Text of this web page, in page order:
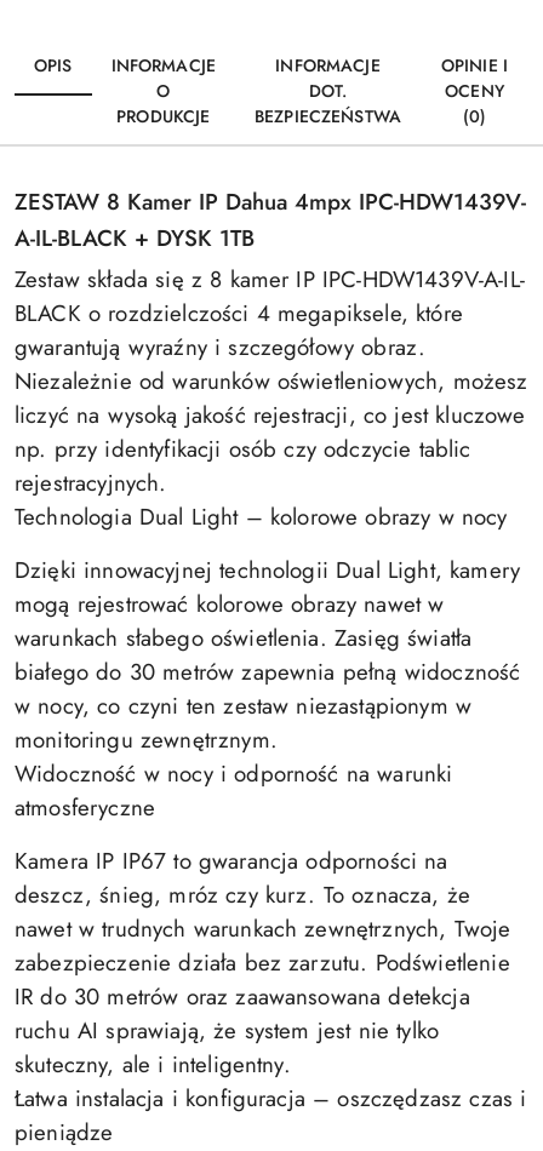
OPIS
INFORMACJE
O
PRODUKCJE
INFORMACJE
DOT.
BEZPIECZEŃSTWA
OPINIE I
OCENY
(0)
ZESTAW 8 Kamer IP Dahua 4mpx IPC-HDW1439V-
A-IL-BLACK + DYSK 1TB
Zestaw składa się z 8 kamer IP IPC-HDW1439V-A-IL-
BLACK o rozdzielczości 4 megapiksele, które
gwarantują wyraźny i szczegółowy obraz.
Niezależnie od warunków oświetleniowych, możesz
liczyć na wysoką jakość rejestracji, co jest kluczowe
np. przy identyfikacji osób czy odczycie tablic
rejestracyjnych.
Technologia Dual Light – kolorowe obrazy w nocy
Dzięki innowacyjnej technologii Dual Light, kamery
mogą rejestrować kolorowe obrazy nawet w
warunkach słabego oświetlenia. Zasięg światła
białego do 30 metrów zapewnia pełną widoczność
w nocy, co czyni ten zestaw niezastąpionym w
monitoringu zewnętrznym.
Widoczność w nocy i odporność na warunki
atmosferyczne
Kamera IP IP67 to gwarancja odporności na
deszcz, śnieg, mróz czy kurz. To oznacza, że
nawet w trudnych warunkach zewnętrznych, Twoje
zabezpieczenie działa bez zarzutu. Podświetlenie
IR do 30 metrów oraz zaawansowana detekcja
ruchu AI sprawiają, że system jest nie tylko
skuteczny, ale i inteligentny.
Łatwa instalacja i konfiguracja – oszczędzasz czas i
pieniądze